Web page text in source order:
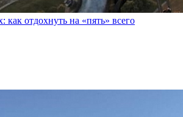
как отдохнуть на «пять» всего